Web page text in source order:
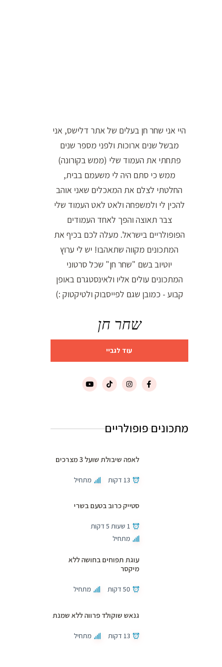
היי אני שחר חן בעלים של אתר דלישס, אני
מבשל שנים ארוכות ולפני מספר שנים
פתחתי את העמוד שלי (ממש בקורונה)
ממש כי סתם היה לי משעמם בבית,
החלטתי לצלם את המאכלים שאני אוהב
להכין לי ולמשפחה ולאט לאט העמוד שלי
צבר תאוצה והפך לאחד העמודים
הפופולריים בישראל. מעלה לכם בכיף את
המתכונים מקווה שתאהבו! יש לי ערוץ
יוטיוב בשם "שחר חן" שכל סרטוני
המתכונים עולים אליו ולאינסטגרם באופן
קבוע - כמובן שגם לפייסבוק ולטיקטוק :)
שחר חן
עוד לגביי
מתכונים פופולריים
לאפה שיבולת שועל 3 מצרכים
13 דקות מתחיל
סטייק כרוב בטעם בשרי
1 שעות 5 דקות
מתחיל
עוגת תפוחים בחושה ללא
מיקסר
50 דקות מתחיל
גנאש שוקולד פרווה ללא שמנת
13 דקות מתחיל